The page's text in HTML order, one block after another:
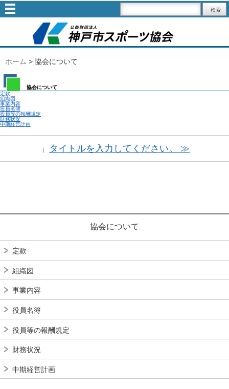
ホーム > 協会について
協会について
定款
組織図
事業内容
役員名簿
役員等の報酬規定
財務状況
中期経営計画
｜ タイトルを入力してください。 ≫
協会について
定款
組織図
事業内容
役員名簿
役員等の報酬規定
財務状況
中期経営計画